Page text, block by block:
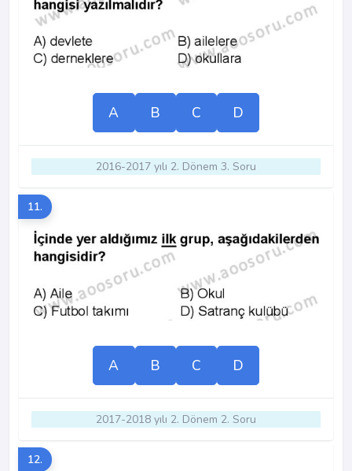
A B C D
2016-2017 yılı 2. Dönem 3. Soru
11.
A B C D
2017-2018 yılı 2. Dönem 2. Soru
12.